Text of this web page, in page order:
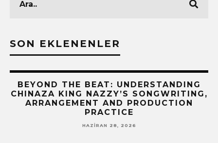
SON EKLENENLER
BEYOND THE BEAT: UNDERSTANDING
CHINAZA KING NAZZY’S SONGWRITING,
ARRANGEMENT AND PRODUCTION
PRACTICE
HAZIRAN 28, 2026